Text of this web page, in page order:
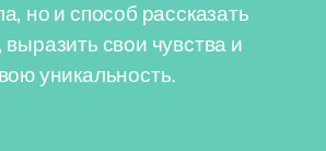
но и способ рассказать
свои чувства и
уникальность.